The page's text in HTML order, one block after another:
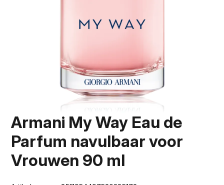
Armani My Way Eau de
Parfum navulbaar voor
Vrouwen 90 ml